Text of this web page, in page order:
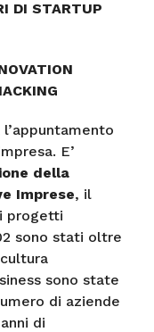
DI STARTUP
l’appuntamento
E’
della
Imprese, il
progetti
sono stati oltre
sono state
di aziende
di